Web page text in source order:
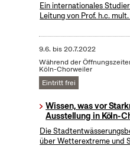
Ein internationales
Leitung von Prof. h.c.
9.6. bis20.7.2022
Während der
Köln-Chorweiler
Eintritt frei
Wissen, was vor
Ausstellung in Köln-
Die
über Wetterextreme und